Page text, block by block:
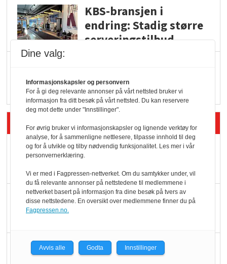
KBS-bransjen i
endring: Stadig større
serveringstilbud
i dagligvare
Siste artikler - Butikk i praksis
Rema-flaggskip
Slik opprettholdes
Færre varer, men fulle
Dine valg:
Informasjonskapsler og personvern
For å gi deg relevante annonser på vårt nettsted bruker vi
informasjon fra ditt besøk på vårt nettsted. Du kan reservere
deg mot dette under "Innstillinger".
For øvrig bruker vi informasjonskapsler og lignende verktøy for
analyse, for å sammenligne nettlesere, tilpasse innhold til deg
og for å utvikle og tilby nødvendig funksjonalitet. Les mer i vår
personvernerklæring.
Vi er med i Fagpressen-nettverket. Om du samtykker under, vil
du få relevante annonser på nettstedene til medlemmene i
nettverket basert på informasjon fra dine besøk på tvers av
disse nettstedene. En oversikt over medlemmene finner du på
Fagpressen.no.
Avvis alle Godta Innstillinger